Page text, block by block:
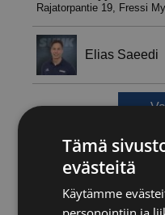
Tämä
evästeitä
Käytämme